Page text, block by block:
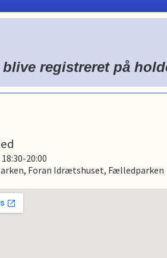
Foran Idrætshuset, Gunnar
registreret på
18:30-20:00
Foran Idrætshuset, Fælledparken